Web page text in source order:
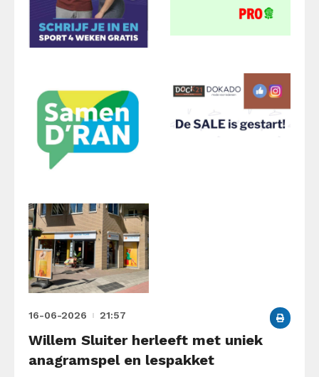
16-06-2026 21:57
Willem Sluiter herleeft met uniek
anagramspel en lespakket